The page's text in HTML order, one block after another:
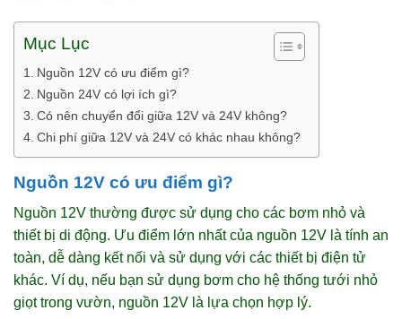
Mục Lục
Nguồn 12V có ưu điểm gì?
Nguồn 24V có lợi ích gì?
Có nên chuyển đổi giữa 12V và 24V không?
Chi phí giữa 12V và 24V có khác nhau không?
Nguồn 12V có ưu điểm gì?
Nguồn 12V thường được sử dụng cho các bơm nhỏ và
thiết bị di động. Ưu điểm lớn nhất của nguồn 12V là tính an
toàn, dễ dàng kết nối và sử dụng với các thiết bị điện tử
khác. Ví dụ, nếu bạn sử dụng bơm cho hệ thống tưới nhỏ
giọt trong vườn, nguồn 12V là lựa chọn hợp lý.